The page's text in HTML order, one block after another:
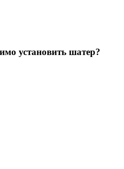
установить шатер?